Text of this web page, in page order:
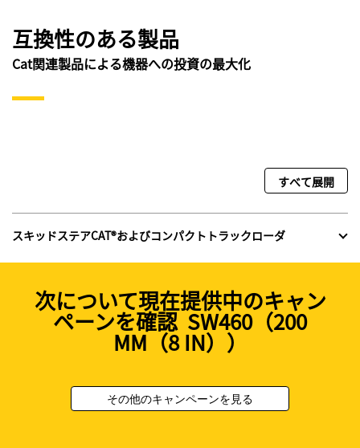
互換性のある製品
Cat関連製品による機器への投資の最大化
すべて展開
スキッドステアCAT®およびコンパクトトラックローダ
次について現在提供中のキャン
ペーンを確認 SW460（200
MM（8 IN））
その他のキャンペーンを見る